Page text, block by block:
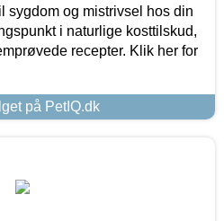
sygdom og mistrivsel hos din
i naturlige kosttilskud,
recepter. Klik her for
på PetIQ.dk